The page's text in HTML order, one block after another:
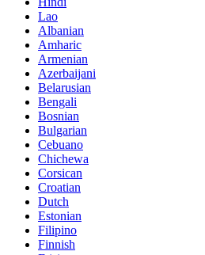
Lao
Albanian
Amharic
Armenian
Azerbaijani
Belarusian
Bengali
Bosnian
Bulgarian
Cebuano
Chichewa
Corsican
Croatian
Dutch
Estonian
Filipino
Finnish